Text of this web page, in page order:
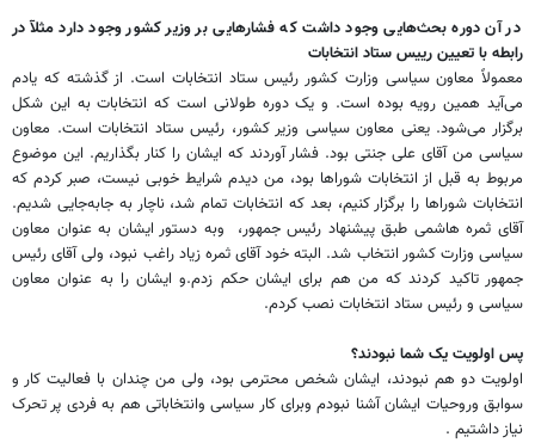
در آن دوره بحث‌هایی وجود داشت که فشارهایی بر وزیر کشور وجود دارد مثلآ در
رابطه با تعیین رییس ستاد انتخابات
معمولاً معاون سیاسی وزارت کشور رئیس ستاد انتخابات است. از گذشته که یادم
می‌آید همین رویه بوده است. و یک دوره طولانی است که انتخابات به این شکل
برگزار می‌شود. یعنی معاون سیاسی وزیر کشور، رئیس ستاد انتخابات است. معاون
سیاسی من آقای علی جنتی بود. فشار آوردند که ایشان را کنار بگذاریم. این موضوع
مربوط به قبل از انتخابات شوراها بود، من دیدم شرایط خوبی نیست، صبر کردم که
انتخابات شوراها را برگزار کنیم، بعد که انتخابات تمام شد، ناچار به جابه‌جایی شدیم.
آقای ثمره هاشمی طبق پیشنهاد رئیس جمهور، وبه دستور ایشان به عنوان معاون
سیاسی وزارت کشور انتخاب شد. البته خود آقای ثمره زیاد راغب نبود، ولی آقای رئیس
جمهور تاکید کردند که من هم برای ایشان حکم زدم.و ایشان را به عنوان معاون
سیاسی و رئیس ستاد انتخابات نصب کردم.
پس اولویت یک شما نبودند؟
اولویت دو هم نبودند، ایشان شخص محترمی بود، ولی من چندان با فعالیت کار و
سوابق وروحیات ایشان آشنا نبودم وبرای کار سیاسی وانتخاباتی هم به فردی پر تحرک
نیاز داشتیم .